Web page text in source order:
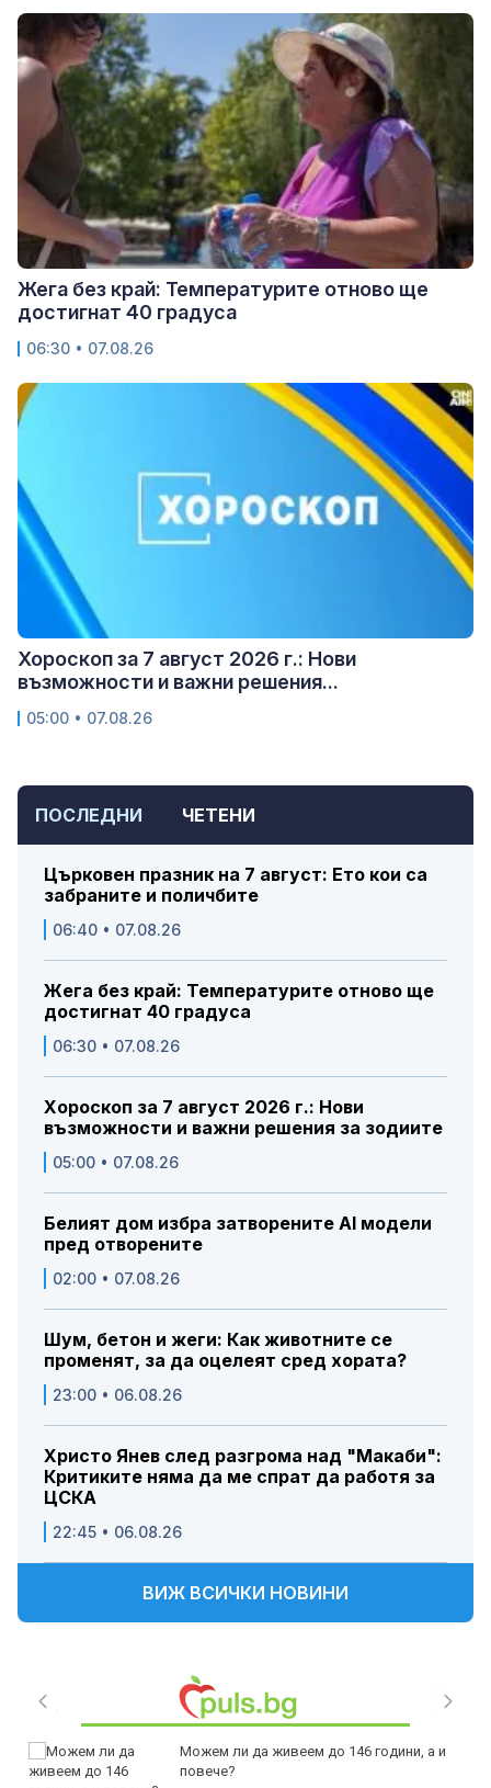
ПОСЛЕДНИ ЧЕТЕНИ
Църковен празник на 7 август: Ето кои са
забраните и поличбите
06:40 • 07.08.26
Жега без край: Температурите отново ще
достигнат 40 градуса
06:30 • 07.08.26
Хороскоп за 7 август 2026 г.: Нови
възможности и важни решения за зодиите
05:00 • 07.08.26
Белият дом избра затворените AI модели
пред отворените
02:00 • 07.08.26
Шум, бетон и жеги: Как животните се
променят, за да оцелеят сред хората?
23:00 • 06.08.26
Христо Янев след разгрома над "Макаби":
Критиките няма да ме спрат да работя за
ЦСКА
22:45 • 06.08.26
ВИЖ ВСИЧКИ НОВИНИ
Можем ли да живеем до 146 години, а и
повече?
Жега без край: Температурите отново ще
достигнат 40 градуса
06:30 • 07.08.26
Хороскоп за 7 август 2026 г.: Нови
възможности и важни решения...
05:00 • 07.08.26